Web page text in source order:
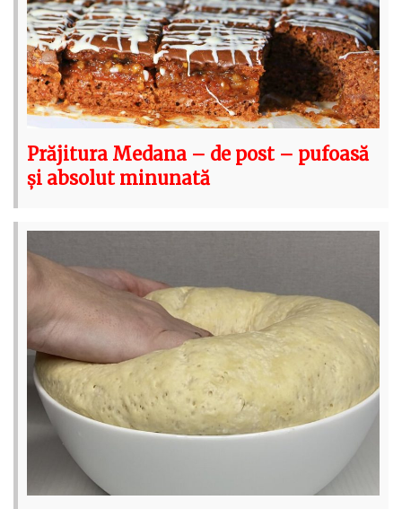
Prăjitura Medana – de post – pufoasă
și absolut minunată